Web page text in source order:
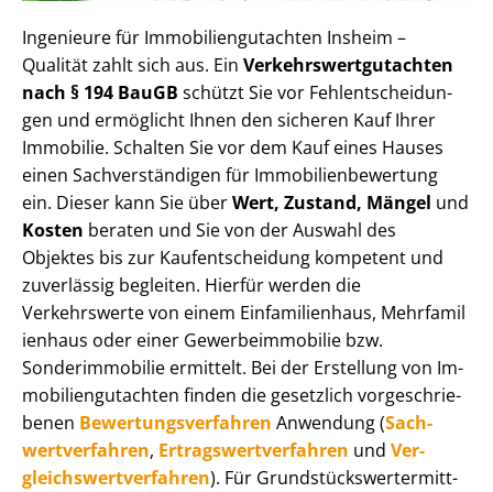
Ingenieure für Im­mo­bi­li­en­gut­ach­ten Insheim –
Qualität zahlt sich aus. Ein Ver­kehrs­wert­gut­ach­ten
nach § 194 BauGB schützt Sie vor Fehl­ent­schei­dun­
gen und ermöglicht Ihnen den sicheren Kauf Ihrer
Immobilie. Schalten Sie vor dem Kauf eines Hauses
einen Sach­ver­stän­di­gen für Im­mo­bi­li­en­be­wer­tung
ein. Dieser kann Sie überWert, Zustand, Mängel und
Kosten beraten und Sie von der Auswahl des
Objektes bis zur Kauf­ent­schei­dung kompetent und
zuverlässig begleiten. Hierfür werden die
Verkehrswerte von einem Einfamilienhaus, Mehr­fa­mi­l
i­en­haus oder einer Ge­wer­be­im­mo­bi­lie bzw.
Sonderimmobilie ermittelt. Bei der Erstellung von Im­
mo­bi­li­en­gut­ach­ten finden die gesetzlich vor­ge­schrie­
be­nen Be­wer­tungs­ver­fah­ren Anwendung (Sach­
wert­ver­fah­ren, Er­trags­wert­ver­fah­ren und Ver­
gleichs­wert­ver­fah­ren). Für Grund­stücks­wert­ermitt­